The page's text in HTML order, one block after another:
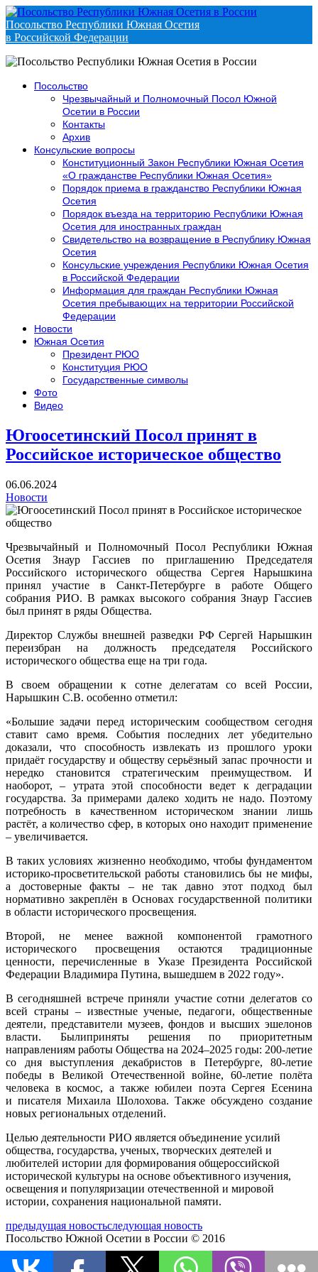
Посольство Республики Южная Осетия
в Российской Федерации
Посольство
Чрезвычайный и Полномочный Посол Южной
Осетии в России
Контакты
Архив
Консульские вопросы
Конституционный Закон Республики Южная Осетия
«О гражданстве Республики Южная Осетия»
Порядок приема в гражданство Республики Южная
Осетия
Порядок въезда на территорию Республики Южная
Осетия для иностранных граждан
Свидетельство на возвращение в Республику Южная
Осетия
Консульские учреждения Республики Южная Осетия
в Российской Федерации
Информация для граждан Республики Южная
Осетия пребывающих на территории Российской
Федерации
Новости
Южная Осетия
Президент РЮО
Конституция РЮО
Государственные символы
Фото
Видео
Югоосетинский Посол принят в
Российское историческое общество
06.06.2024
Новости
Чрезвычайный и Полномочный Посол Республики Южная
Осетия
Знаур Гассиев по приглашениюПредседателя
Российского исторического общества Сергея Нарышкина
принял участие в Санкт-Петербургев работеОбщего
собрания РИО. В рамках высокого собранияЗнаур Гассиев
был принят в ряды Общества.
Директор Службы внешней разведки РФ Сергей Нарышкин
переизбран на должность председателя Российского
исторического общества еще на три года.
Всвоем обращении к сотне делегатамсо всей России,
Нарышкин С.В. особенно отметил:
«Большие задачи перед историческим сообществом сегодня
ставит само время. События последних лет убедительно
доказали, что способность извлекать из прошлого уроки
придаёт государству и обществу серьёзный запас прочности и
нередко становится стратегическим преимуществом. И
наоборот, – утрата этой способности ведет к деградации
государства. За примерами далеко ходить не надо. Поэтому
потребность в качественном историческом знании лишь
растёт, а количество сфер, в которых оно находит применение
– увеличивается.
В таких условиях жизненно необходимо, чтобы фундаментом
историко-просветительской работы становились бы не мифы,
а достоверные факты – не так давно этот подход был
нормативно закреплён в Основах государственной политики
в области исторического просвещения.
Второй, не менее важной компонентой грамотного
исторического просвещения остаются традиционные
ценности, перечисленные в Указе Президента Российской
Федерации Владимира Путина, вышедшем в 2022 году».
В сегодняшней встрече приняли участие сотни делегатов со
всей страны – известные ученые, педагоги, общественные
деятели, представители музеев, фондов и высших эшелонов
власти. Былиприняты решения по приоритетным
направлениям работы Общества на 2024–2025 годы: 200-летие
со дня выступления декабристов в Петербурге, 80-летие
победы в Великой Отечественной войне, 60-летие полёта
человека в космос, а также юбилеи поэта Сергея Есенина
и писателя Михаила Шолохова. Также обсуждено создание
новых региональных отделений.
Целью деятельности РИО является объединение усилий
общества, государства, ученых, творческих деятелей и
любителей истории для формирования общероссийской
исторической культуры на основе объективного изучения,
освещения и популяризации отечественной и мировой
истории, сохранения национальной памяти.
предыдущая новостьследующая новость
Посольство Южной Осетии в России © 2016